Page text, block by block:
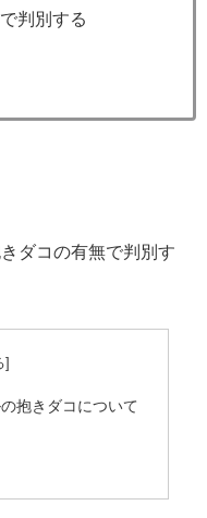
判別する
ダコの有無で判別す
抱きダコについて